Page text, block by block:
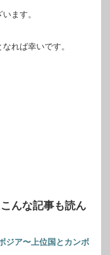
ます。
れば幸いです。
んな記事も読ん
ジア〜上位国とカンボ